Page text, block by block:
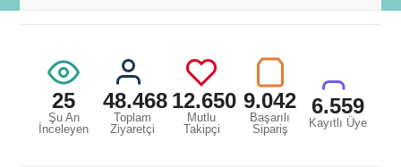
25
Şu An
İnceleyen
48.468
Toplam
Ziyaretçi
12.650
Mutlu
Takipçi
9.042
Başarılı
Sipariş
6.559
Kayıtlı Üye